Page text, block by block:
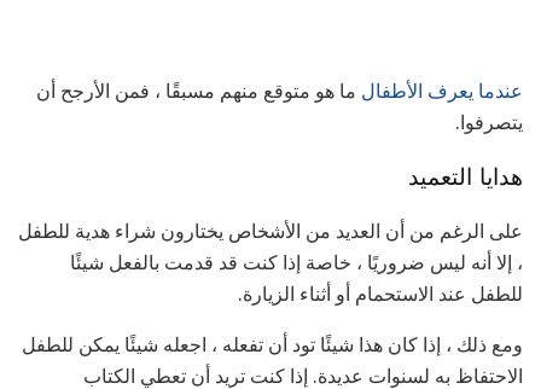
عندما يعرف الأطفال ما هو متوقع منهم مسبقًا ، فمن الأرجح أن
يتصرفوا.
هدايا التعميد
على الرغم من أن العديد من الأشخاص يختارون شراء هدية للطفل
، إلا أنه ليس ضروريًا ، خاصة إذا كنت قد قدمت بالفعل شيئًا
للطفل عند الاستحمام أو أثناء الزيارة.
ومع ذلك ، إذا كان هذا شيئًا تود أن تفعله ، اجعله شيئًا يمكن للطفل
الاحتفاظ به لسنوات عديدة. إذا كنت تريد أن تعطي الكتاب